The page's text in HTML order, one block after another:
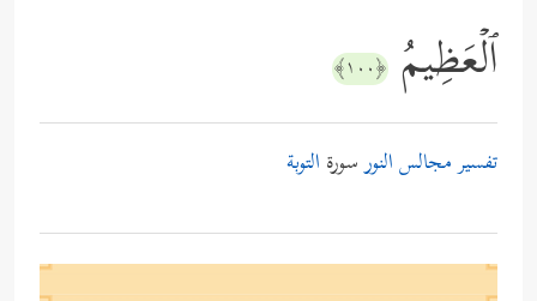
ٱلۡعَظِیمُ ﴿١٠٠﴾
تفسير مجالس النورسورة التوبة